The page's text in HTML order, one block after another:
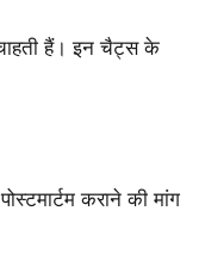
हैं। इन चैट्स के
कराने की मांग